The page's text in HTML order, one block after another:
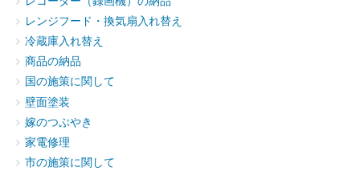
レンジフード・換気扇入れ替え
冷蔵庫入れ替え
商品の納品
国の施策に関して
壁面塗装
嫁のつぶやき
家電修理
市の施策に関して